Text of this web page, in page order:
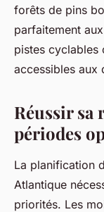
forêts de pins
parfaitement
pistes cyclables
accessibles aux
Réussir sa
périodes
La planification
Atlantique
priorités. Les